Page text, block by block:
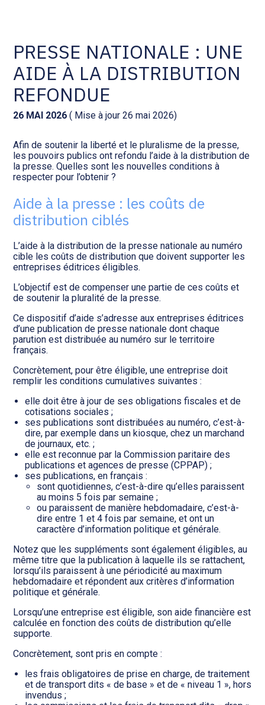
Social et ressources humaines
Assistance juridique
Audit légal
Gestion de patrimoine
Transition numérique
Tenue de votre comptabilité :
ACD
Facturation et pilotage :
Facturation et pilotage : MEG
WAIBI
humaines : SILAE
PRESSE NATIONALE : UNE
AIDE À LA DISTRIBUTION
REFONDUE
26 MAI 2026 ( Mise à jour 26 mai 2026)
Afin de soutenir la liberté et le pluralisme de la presse,
les pouvoirs publics ont refondu l’aide à la distribution de
la presse. Quelles sont les nouvelles conditions à
respecter pour l’obtenir ?
Aide à la presse : les coûts de
distribution ciblés
L’aide à la distribution de la presse nationale au numéro
cible les coûts de distribution que doivent supporter les
entreprises éditrices éligibles.
L’objectif est de compenser une partie de ces coûts et
de soutenir la pluralité de la presse.
Ce dispositif d’aide s’adresse aux entreprises éditrices
d’une publication de presse nationale dont chaque
parution est distribuée au numéro sur le territoire
français.
Concrètement, pour être éligible, une entreprise doit
remplir les conditions cumulatives suivantes :
elle doit être à jour de ses obligations fiscales et de
cotisations sociales ;
ses publications sont distribuées au numéro, c’est-à-
dire, par exemple dans un kiosque, chez un marchand
de journaux, etc. ;
elle est reconnue par la Commission paritaire des
publications et agences de presse (CPPAP) ;
ses publications, en français :
sont quotidiennes, c’est-à-dire qu’elles paraissent
au moins 5 fois par semaine ;
ou paraissent de manière hebdomadaire, c’est-à-
dire entre 1 et 4 fois par semaine, et ont un
caractère d’information politique et générale.
Notez que les suppléments sont également éligibles, au
même titre que la publication à laquelle ils se rattachent,
lorsqu’ils paraissent à une périodicité au maximum
hebdomadaire et répondent aux critères d’information
politique et générale.
Lorsqu’une entreprise est éligible, son aide financière est
calculée en fonction des coûts de distribution qu’elle
supporte.
Concrètement, sont pris en compte :
les frais obligatoires de prise en charge, de traitement
et de transport dits « de base » et de « niveau 1 », hors
invendus ;